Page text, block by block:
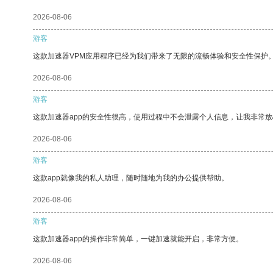
2026-08-06
游客
这款加速器VPM应用程序已经为我们带来了无限的流畅体验和安全性保护
2026-08-06
游客
这款加速器app的安全性很高，使用过程中不会泄露个人信息，让我非常
2026-08-06
游客
这款app就像我的私人助理，随时随地为我的办公提供帮助。
2026-08-06
游客
这款加速器app的操作非常简单，一键加速就能开启，非常方便。
2026-08-06